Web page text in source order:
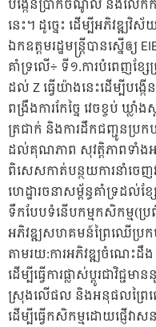
បង្កើនប្រាក់ចំណូល និងលើក
នេះ។ ដូច្នេះ ដើម្បីអភិវឌ្ឍវិ
ឯកឧត្តមរដ្ឋមន្ត្រីបានស្នើឲ្យ
គាំទ្រលើ÷ ទី១.ការបំពេញខ្សែ
ដល់ Z ធ្វើយ៉ាងនេះដើម្បីបង្
ពង្រឹងការកែច្នៃ វេចខ្ចប់ ឃ្ល
ត្រជាក់ និងការដឹកជញ្ជូនប្រ
ដល់គុណភាព សុវត្តិភាពទាំ
ពិសេសកាត់បន្ថយការនាំចេញ
ហេដ្ឋារចនាសម្ព័ន្ធគាំទ្រដល់ខ្
ទឹកបែបទំនើបកម្មកសិកម្ម(
អភិវឌ្ឍសហគមន៍ព្រៃឈើប្រក
តាមរយ:ការអភិវឌ្ឍចំណេះដឹ
ដើម្បីធ្វើការផ្លាស់ប្តូរជាវិជ្ជម
ស្រុងលើផល និងអនុផលព្រៃឈើ
ដើម្បីធ្វើកសិកម្មដោយផ្ញើវា